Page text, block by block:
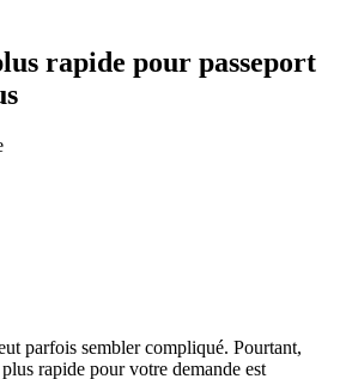
rapide pour passeport
parfois sembler compliqué. Pourtant,
rapide pour votre demande est